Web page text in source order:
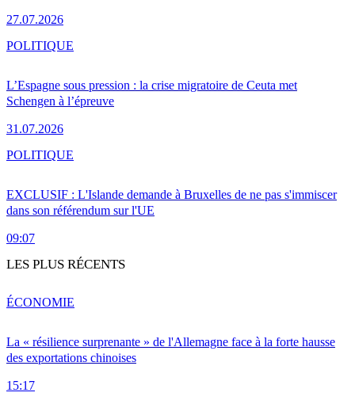
27.07.2026
L’Espagne sous pression : la crise migratoire de Ceuta met
Schengen à l’épreuve
31.07.2026
POLITIQUE
EXCLUSIF : L'Islande demande à Bruxelles de ne pas s'immiscer
dans son référendum sur l'UE
09:07
POLITIQUE
LES PLUS RÉCENTS
La « résilience surprenante » de l'Allemagne face à la forte hausse
des exportations chinoises
15:17
ÉCONOMIE